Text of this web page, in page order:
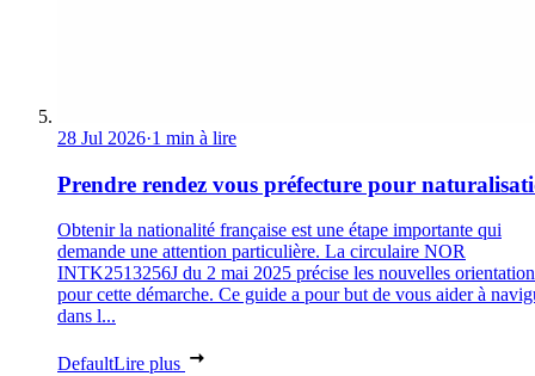
28 Jul 2026·1 min à lire
Prendre rendez vous préfecture pour
Obtenir la nationalité française est une étape importante qui
demande une attention particulière. La circulaire NOR
INTK2513256J du 2 mai 2025 précise les nouvelles
pour cette démarche. Ce guide a pour but de vous aider à
dans l...
DefaultLire plus